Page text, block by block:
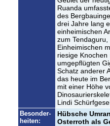
Ruanda
des
drei Jahre lang
einheimischen
zum
Einheimischen
riesige
umgepflügten
Schatz anderer
das heute im
mit einer Höhe
Lindi
Besonder-
heiten:
Hübsche
Osterroth als